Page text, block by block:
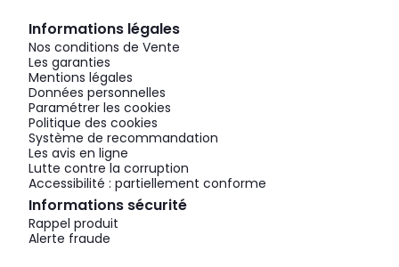
Informations légales
Nos conditions de Vente
Les garanties
Mentions légales
Données personnelles
Paramétrer les cookies
Politique des cookies
Système de recommandation
Les avis en ligne
Lutte contre la corruption
Accessibilité : partiellement conforme
Informations sécurité
Rappel produit
Alerte fraude